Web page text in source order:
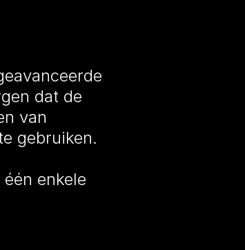
dat de
van
gebruiken.
enkele